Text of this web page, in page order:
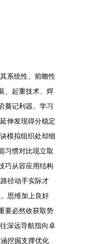
系统性、前瞻性
、起重技术、焊
奠记利器。学习
伸发现得分稳定
模拟组织处却细
习惯对比现立取
巧从容应用结构
径动手实际才
思维加上良好
要必然收获取势
深远导航指向卓
挖掘支撑优化